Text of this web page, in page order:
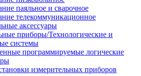
паяльное и сварочное
телекоммуникационное
аксессуары
приборы/Технологические и
системы
программируемые логические
измерительных приборов